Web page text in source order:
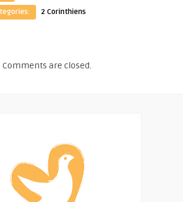
2 Corinthiens
Comments are closed.